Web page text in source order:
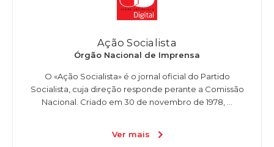
Ação Socialista
Órgão Nacional de Imprensa
O «Ação Socialista» é o jornal oficial do Partido
Socialista, cuja direção responde perante a Comissão
Nacional. Criado em 30 de novembro de 1978, ...
Ver mais